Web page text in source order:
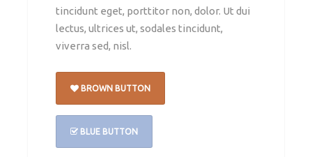
tincidunt eget, porttitor non, dolor. Ut dui
lectus, ultrices ut, sodales tincidunt,
viverra sed, nisl.
BROWN BUTTON
BLUE BUTTON